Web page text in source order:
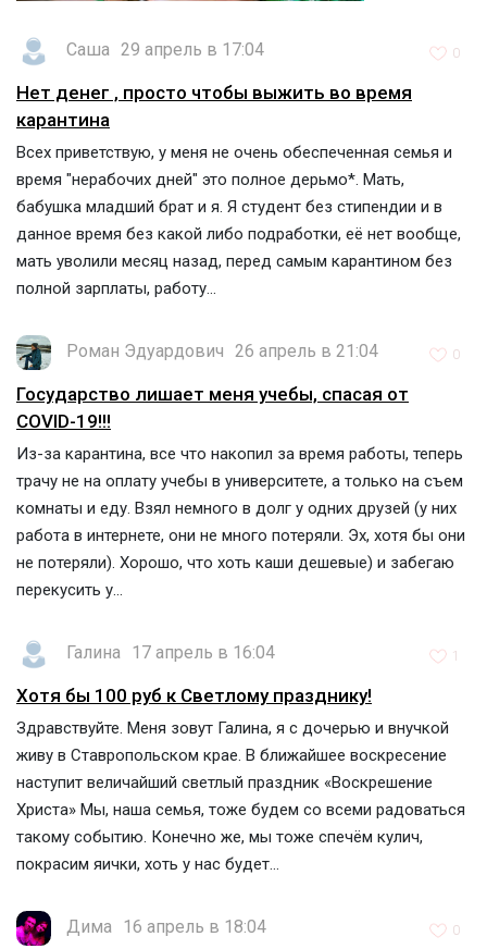
Саша 29 апрель в 17:04 0
Нет денег , просто чтобы выжить во время
карантина
Всех приветствую, у меня не очень обеспеченная семья и
время "нерабочих дней" это полное дерьмо*. Мать,
бабушка младший брат и я. Я студент без стипендии и в
данное время без какой либо подработки, её нет вообще,
мать уволили месяц назад, перед самым карантином без
полной зарплаты, работу...
Роман Эдуардович 26 апрель в 21:04 0
Государство лишает меня учебы, спасая от
COVID-19!!!
Из-за карантина, все что накопил за время работы, теперь
трачу не на оплату учебы в университете, а только на съем
комнаты и еду. Взял немного в долг у одних друзей (у них
работа в интернете, они не много потеряли. Эх, хотя бы они
не потеряли). Хорошо, что хоть каши дешевые) и забегаю
перекусить у...
Галина 17 апрель в 16:04 1
Хотя бы 100 руб к Светлому празднику!
Здравствуйте. Меня зовут Галина, я с дочерью и внучкой
живу в Ставропольском крае. В ближайшее воскресение
наступит величайший светлый праздник «Воскрешение
Христа» Мы, наша семья, тоже будем со всеми радоваться
такому событию. Конечно же, мы тоже спечём кулич,
покрасим яички, хоть у нас будет...
Дима 16 апрель в 18:04 0